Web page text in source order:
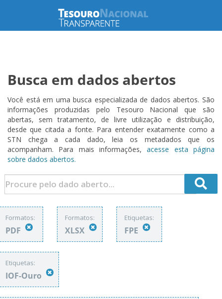
Busca em dados abertos
Você está em uma busca especializada de dados abertos. São
informações produzidas pelo Tesouro Nacional que são
abertas, sem tratamento, de livre utilização e distribuição,
desde que citada a fonte. Para entender exatamente como a
STN chega a cada dado, leia os metadados que os
acompanham. Para mais informações,acesse esta página
sobre dados abertos.
Formatos:
PDF
Formatos:
XLSX
Etiquetas:
FPE
Etiquetas:
IOF-Ouro